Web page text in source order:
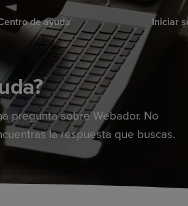
de ayuda Iniciar
pregunta sobre Webador. No
la respuesta que buscas.